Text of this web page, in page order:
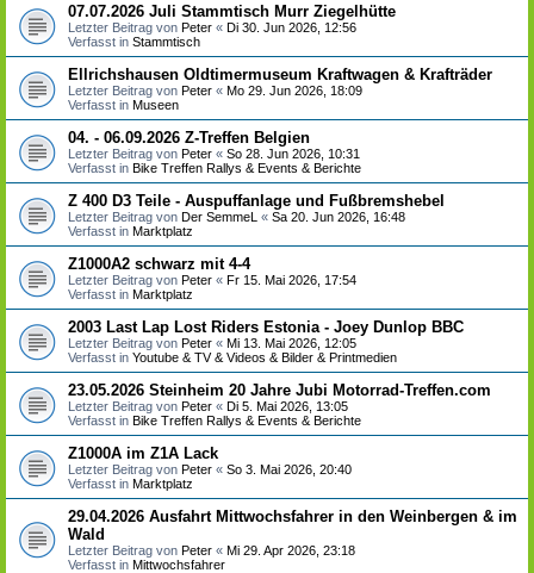
07.07.2026 Juli Stammtisch Murr Ziegelhütte
Letzter Beitrag von Peter « Di 30. Jun 2026, 12:56
Verfasst in Stammtisch
Ellrichshausen Oldtimermuseum Kraftwagen & Krafträder
Letzter Beitrag von Peter « Mo 29. Jun 2026, 18:09
Verfasst in Museen
04. - 06.09.2026 Z-Treffen Belgien
Letzter Beitrag von Peter « So 28. Jun 2026, 10:31
Verfasst in Bike Treffen Rallys & Events & Berichte
Z 400 D3 Teile - Auspuffanlage und Fußbremshebel
Letzter Beitrag von Der SemmeL « Sa 20. Jun 2026, 16:48
Verfasst in Marktplatz
Z1000A2 schwarz mit 4-4
Letzter Beitrag von Peter « Fr 15. Mai 2026, 17:54
Verfasst in Marktplatz
2003 Last Lap Lost Riders Estonia - Joey Dunlop BBC
Letzter Beitrag von Peter « Mi 13. Mai 2026, 12:05
Verfasst in Youtube & TV & Videos & Bilder & Printmedien
23.05.2026 Steinheim 20 Jahre Jubi Motorrad-Treffen.com
Letzter Beitrag von Peter « Di 5. Mai 2026, 13:05
Verfasst in Bike Treffen Rallys & Events & Berichte
Z1000A im Z1A Lack
Letzter Beitrag von Peter « So 3. Mai 2026, 20:40
Verfasst in Marktplatz
29.04.2026 Ausfahrt Mittwochsfahrer in den Weinbergen & im
Wald
Letzter Beitrag von Peter « Mi 29. Apr 2026, 23:18
Verfasst in Mittwochsfahrer